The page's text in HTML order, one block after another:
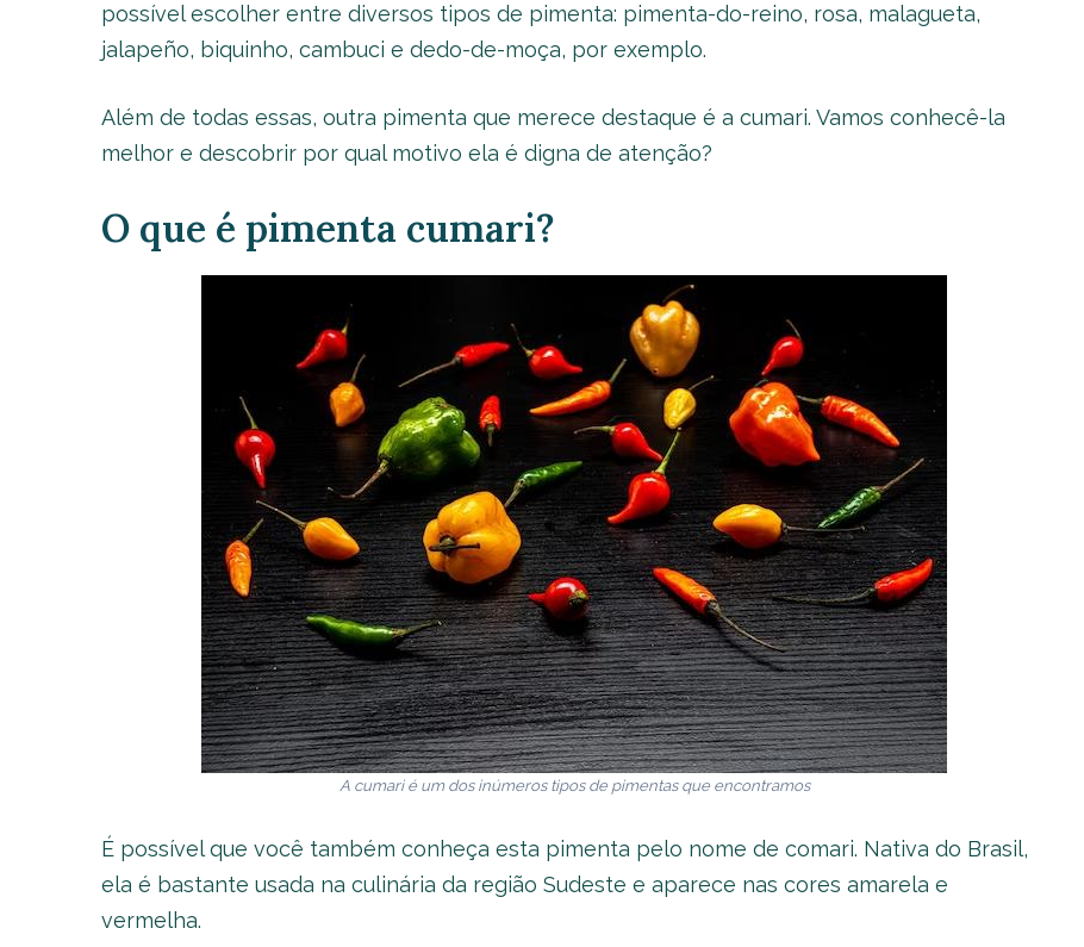
possível escolher entre diversos tipos de pimenta: pimenta-do-reino, rosa, malagueta,
jalapeño, biquinho, cambuci e dedo-de-moça, por exemplo.
Além de todas essas, outra pimenta que merece destaque é a cumari. Vamos conhecê-la
melhor e descobrir por qual motivo ela é digna de atenção?
O que é pimenta cumari?
A cumari é um dos inúmeros tipos de pimentas que encontramos
É possível que você também conheça esta pimenta pelo nome de comari. Nativa do Brasil,
ela é bastante usada na culinária da região Sudeste e aparece nas cores amarela e
vermelha.